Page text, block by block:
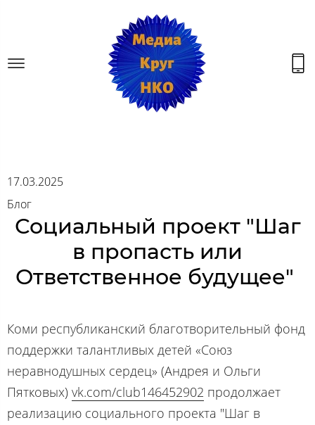
17.03.2025
Блог
Социальный проект "Шаг
в пропасть или
Ответственное будущее"
Коми республиканский благотворительный фонд
поддержки талантливых детей «Союз
неравнодушных сердец» (Андрея и Ольги
Пятковых) vk.com/club146452902 продолжает
реализацию социального проекта "Шаг в